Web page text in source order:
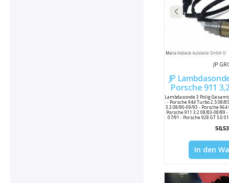
JP
JP
Porsche 911
Lambdasonde 3 Polig
: - Porsche 944 Turbo 2.5 08/
3.3 08/90-09/93 - Porsche 964
Porsche 911 3.2 08/83-08/89
07/91 - Porsche 928 GT 5.0
Porsche 968 3.0 06/91-
Hersteller Nummer :
In den